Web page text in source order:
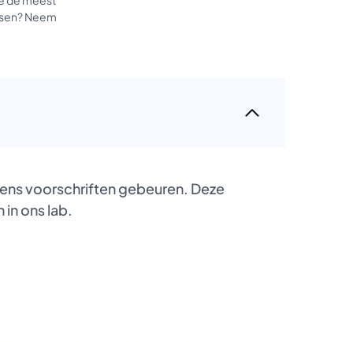
Neem
voorschriften gebeuren. Deze
ons lab.